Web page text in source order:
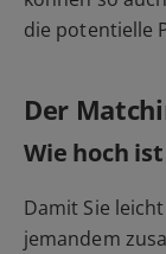
die potentielle
Der
Wie hoch
Damit Sie
jemandem